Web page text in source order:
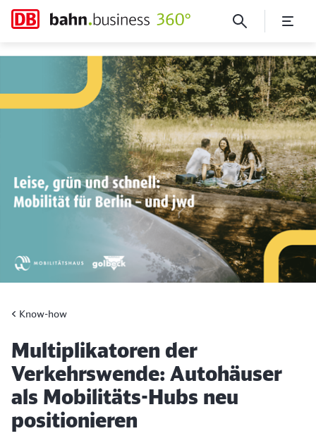
Multiplikatoren der
Know-how
Artikel:
Multiplikatoren der
Verkehrswende: Autohäuser
als Mobilitäts-Hubs neu
positionieren